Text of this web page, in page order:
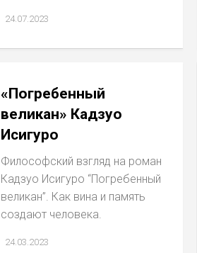
24.07.2023
«Погребенный
великан» Кадзуо
Исигуро
Философский взгляд на роман
Кадзуо Исигуро “Погребенный
великан”. Как вина и память
создают человека.
24.03.2023